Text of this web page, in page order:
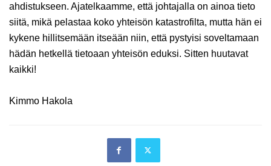
ahdistukseen. Ajatelkaamme, että johtajalla on ainoa tieto
siitä, mikä pelastaa koko yhteisön katastrofilta, mutta hän ei
kykene hillitsemään itseään niin, että pystyisi soveltamaan
hädän hetkellä tietoaan yhteisön eduksi. Sitten huutavat
kaikki!
Kimmo Hakola